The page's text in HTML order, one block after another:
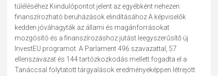
túléléséhez Kiindulópontot jelent az egyébként nehezen
finanszírozható beruházások elindításához A képviselők
kedden jóváhagyták az állami és magánforrásokat
mozgósító és a finanszírozáshoz jutást leegyszerűsítő új
InvestEU programot. A Parlament 496 szavazattal, 57
ellenszavazat és 144 tartózkozkodás mellett fogadta el a
Tanáccsal folytatott tárgyalások eredményeképpen létrejött